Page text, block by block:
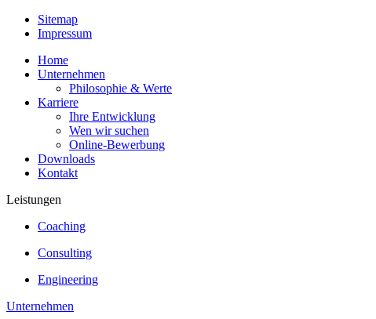
Sitemap
Impressum
Home
Unternehmen
Philosophie & Werte
Karriere
Ihre Entwicklung
Wen wir suchen
Online-Bewerbung
Downloads
Kontakt
Leistungen
Coaching
Consulting
Engineering
Unternehmen